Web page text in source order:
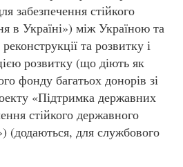
забезпечення стійкого
в Україні») між Україною та
та розвитку і
розвитку (що діють як
фонду багатьох донорів зі
«Підтримка державних
стійкого державного
(додаються, для службового